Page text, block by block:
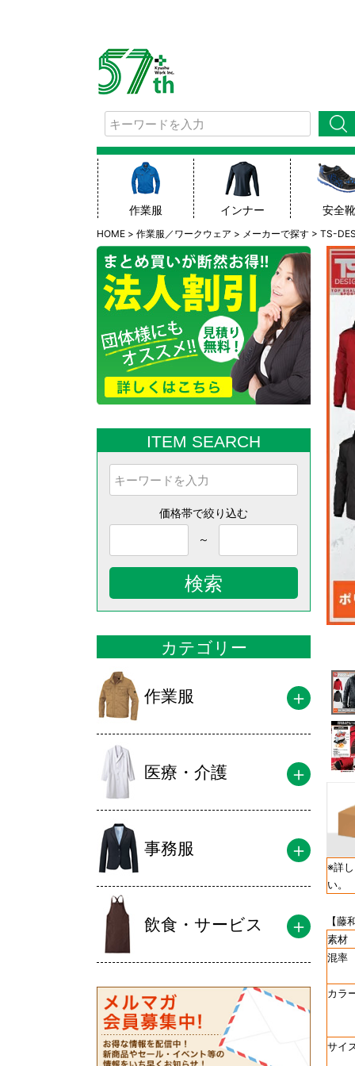
検索
作業服 インナー 安全靴
HOME 作業服／ワークウェア メーカーで探す TS-
ITEM SEARCH
価格帯で絞り込む
～
検索
カテゴリー
作業服
医療・介護
事務服
飲食・サービス
※詳
い。
【
素材
混率
カラ
サイ